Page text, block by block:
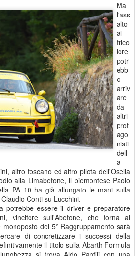
Ma
l'ass
alto
al
trico
lore
potr
ebb
e
arriv
are
da
altri
prot
ago
nisti
dell
a
altro toscano ed altro pilota dell'Osella
alla Limabetone, il piemontese Paolo
PA 10 ha già allungato le mani sulla
Conti su Lucchini.
potrebbe essere il driver e preparatore
vincitore sull'Abetone, che torna al
del 5° Raggruppamento sarà
di concretizzare i successi della
il titolo sulla Abarth Formula